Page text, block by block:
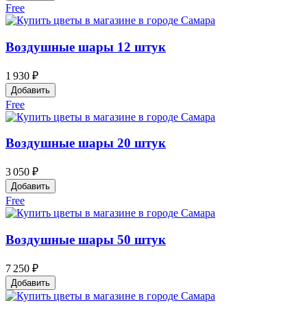
Free
Воздушные шары 12 штук
1 930 ₽
Добавить
Free
Воздушные шары 20 штук
3 050 ₽
Добавить
Free
Воздушные шары 50 штук
7 250 ₽
Добавить